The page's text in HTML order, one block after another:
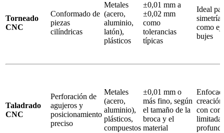
Torneado
CNC
Conformado de
piezas
cilíndricas
Metales
(acero,
aluminio,
latón),
plásticos
±0,01 mm a
±0,02 mm
como
tolerancias
típicas
Ideal
simetría
como
bujes
Taladrado
CNC
Perforación de
agujeros y
posicionamiento
preciso
Metales
(acero,
aluminio),
plásticos,
compuestos
±0,01 mm o
más fino, según
el tamaño de la
broca y el
material
con
limitada